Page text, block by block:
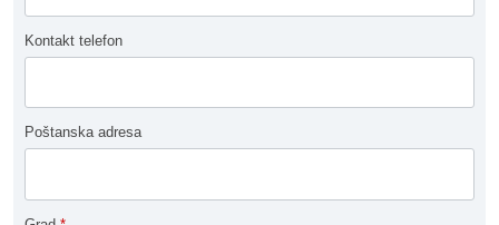
Kontakt telefon
Poštanska adresa